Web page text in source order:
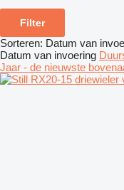
Filter
Sorteren: Datum van
Datum van invoering
Jaar - de nieuwste